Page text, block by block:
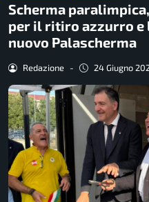
Scherma
per il ritiro azzurro e
nuovo Palascherma
Redazione - 24 Giugno